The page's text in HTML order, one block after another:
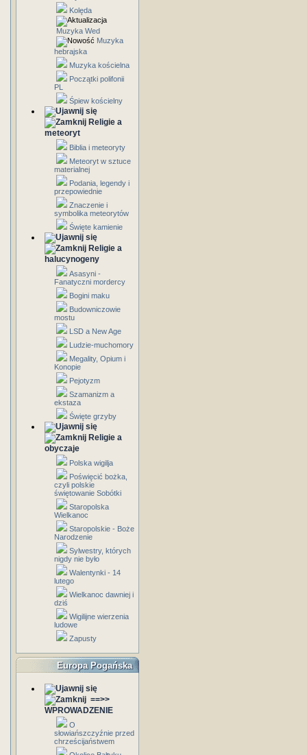
Kolęda
Muzyka Wed
Muzyka
hebrajska
Muzyka kościelna
Początki polifonii
PL
Śpiew kościelny
Religie a
meteoryt
Biblia i meteoryty
Meteoryt w sztuce
materialnej
Podania, legendy i
przepowiednie
Znaczenie i
symbolika meteorytów
Święte kamienie
Religie a
halucynogeny
Asasyni -
Fanatyczni mordercy
Bogini maku
Budowniczowie
mostu
LSD a New Age
Ludzie-muchomory
Megality, Opium i
Konopie
Pejotyzm
Szamanizm a
ekstaza
Święte grzyby
Religie a
obyczaje
Polska wigilja
Poświęcić bożka,
czyli polskie
świętowanie Sobótki
Staropolska
Wielkanoc
Staropolskie - Boże
Narodzenie
Sylwestry, których
nigdy nie było
Walentynki - 14
lutego
Wielkanoc dawniej i
dziś
Wigilijne wierzenia
ludowe
Zapusty
Europa Pogańska
==>>
WPROWADZENIE
O
słowiańszczyźnie przed
chrześcijaństwem